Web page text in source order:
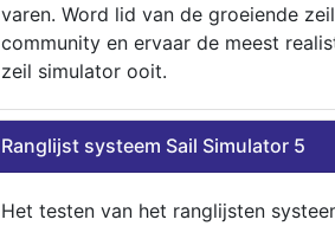
varen. Word lid van de groeiende zeil
community en ervaar de meest
zeil simulator ooit.
Ranglijst systeem Sail Simulator 5
Het testen van het ranglijsten